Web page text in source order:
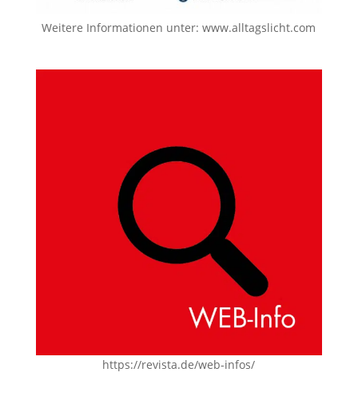
Weitere Informationen unter:www.alltagslicht.com
https://revista.de/web-infos/